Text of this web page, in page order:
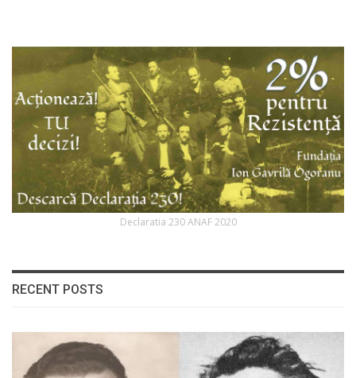
Declaratia 230 ANAF 2020
RECENT POSTS